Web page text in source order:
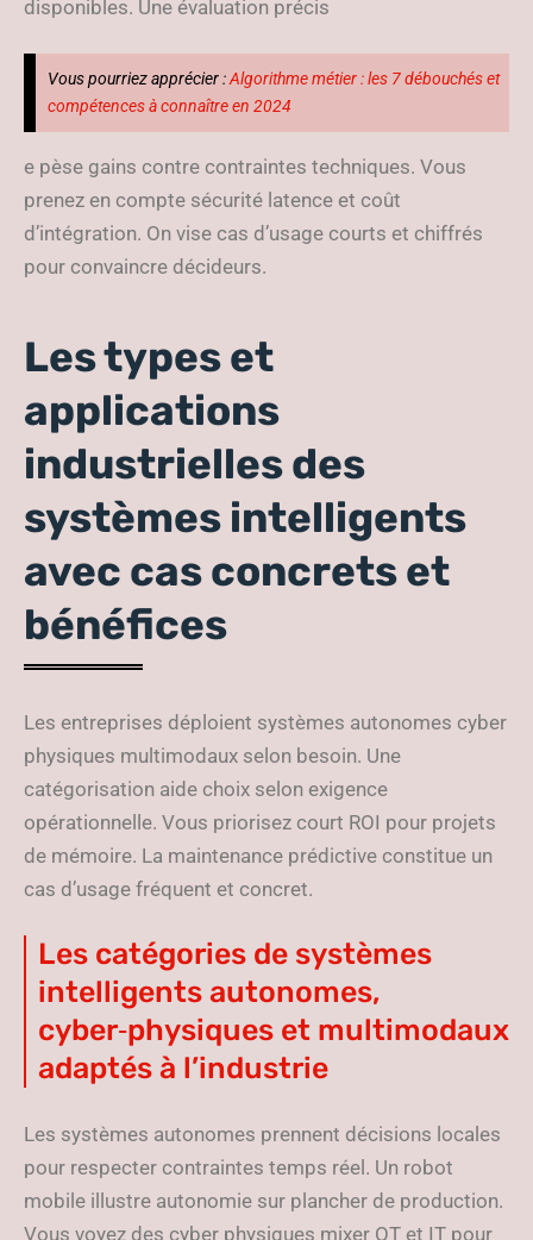
disponibles. Une évaluation précis
Vous pourriez apprécier :Algorithme métier : les 7 débouchés et
compétences à connaître en 2024
e pèse gains contre contraintes techniques. Vous
prenez en compte sécurité latence et coût
d’intégration. On vise cas d’usage courts et chiffrés
pour convaincre décideurs.
Les types et
applications
industrielles des
systèmes intelligents
avec cas concrets et
bénéfices
Les entreprises déploient systèmes autonomes cyber
physiques multimodaux selon besoin. Une
catégorisation aide choix selon exigence
opérationnelle. Vous priorisez court ROI pour projets
de mémoire. La maintenance prédictive constitue un
cas d’usage fréquent et concret.
Les catégories de systèmes
intelligents autonomes,
cyber‑physiques et multimodaux
adaptés à l’industrie
Les systèmes autonomes prennent décisions locales
pour respecter contraintes temps réel. Un robot
mobile illustre autonomie sur plancher de production.
Vous voyez des cyber physiques mixer OT et IT pour